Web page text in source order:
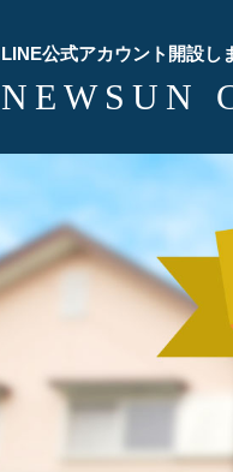
LINE公式アカウント開設し
NEWSUN